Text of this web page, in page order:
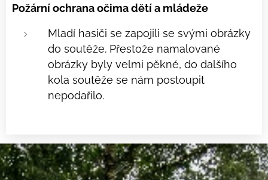
Požární ochrana očima dětí a mládeže
Mladí hasiči se zapojili se svými obrázky
do soutěže. Přestože namalované
obrázky byly velmi pěkné, do dalšího
kola soutěže se nám postoupit
nepodařilo.
.